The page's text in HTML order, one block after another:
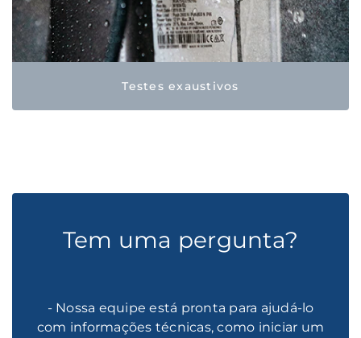
Testes exaustivos
Tem uma pergunta?
- Nossa equipe está pronta para ajudá-lo
com informações técnicas, como iniciar um